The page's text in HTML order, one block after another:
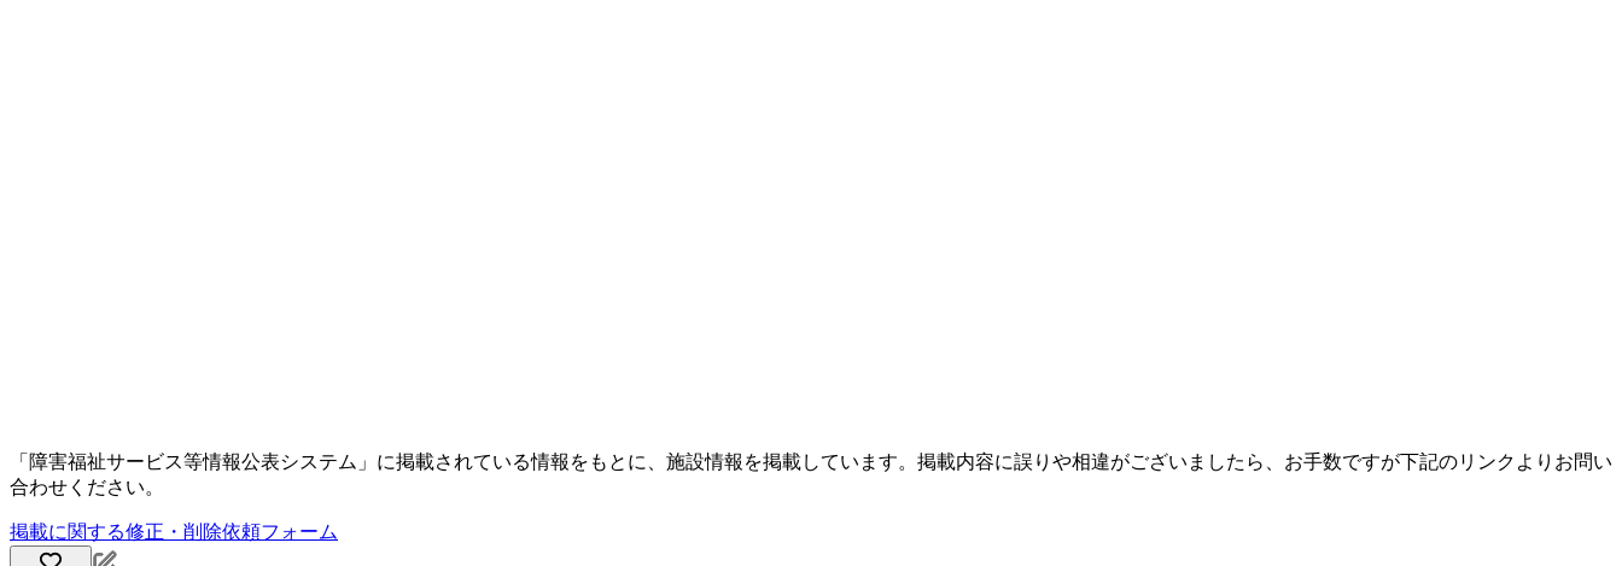
「障害福祉サービス等情報公表システム」に掲載されている情報をもとに、施設情報を掲載しています。掲載内容に誤りや相違がございましたら、お手数ですが下記のリンクよりお問い
合わせください。
掲載に関する修正・削除依頼フォーム